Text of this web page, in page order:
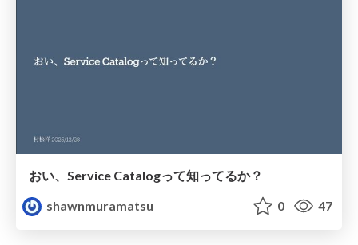
おい、Service Catalogって知ってるか？
shawnmuramatsu
0 47